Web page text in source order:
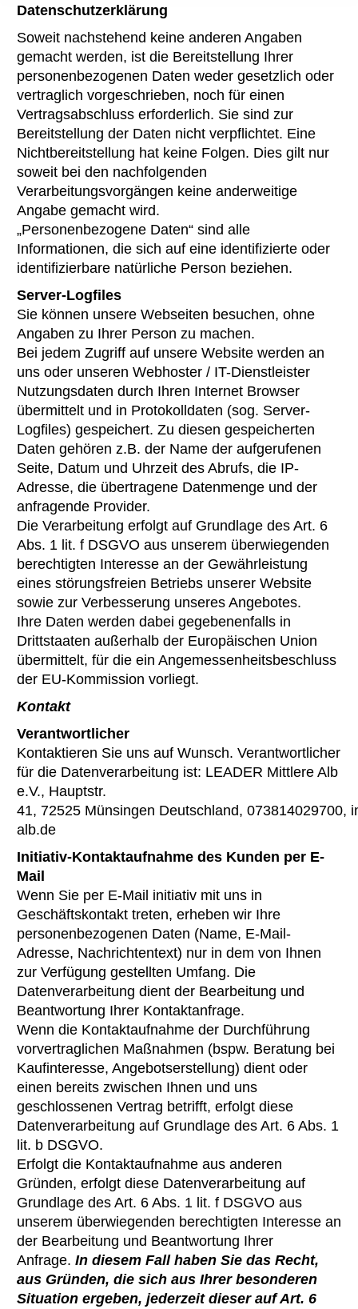
Datenschutzerklärung
Soweit nachstehend keine anderen Angaben
gemacht werden, ist die Bereitstellung Ihrer
personenbezogenen Daten weder gesetzlich oder
vertraglich vorgeschrieben, noch für einen
Vertragsabschluss erforderlich. Sie sind zur
Bereitstellung der Daten nicht verpflichtet. Eine
Nichtbereitstellung hat keine Folgen. Dies gilt nur
soweit bei den nachfolgenden
Verarbeitungsvorgängen keine anderweitige
Angabe gemacht wird.
„Personenbezogene Daten“ sind alle
Informationen, die sich auf eine identifizierte oder
identifizierbare natürliche Person beziehen.
Server-Logfiles
Sie können unsere Webseiten besuchen, ohne
Angaben zu Ihrer Person zu machen.
Bei jedem Zugriff auf unsere Website werden an
uns oder unseren Webhoster / IT-Dienstleister
Nutzungsdaten durch Ihren Internet Browser
übermittelt und in Protokolldaten (sog. Server-
Logfiles) gespeichert. Zu diesen gespeicherten
Daten gehören z.B. der Name der aufgerufenen
Seite, Datum und Uhrzeit des Abrufs, die IP-
Adresse, die übertragene Datenmenge und der
anfragende Provider.
Die Verarbeitung erfolgt auf Grundlage des Art. 6
Abs. 1 lit. f DSGVO aus unserem überwiegenden
berechtigten Interesse an der Gewährleistung
eines störungsfreien Betriebs unserer Website
sowie zur Verbesserung unseres Angebotes.
Ihre Daten werden dabei gegebenenfalls in
Drittstaaten außerhalb der Europäischen Union
übermittelt, für die ein Angemessenheitsbeschluss
der EU-Kommission vorliegt.
Kontakt
Verantwortlicher
Kontaktieren Sie uns auf Wunsch. Verantwortlicher
für die Datenverarbeitung ist: LEADER Mittlere Alb
e.V., Hauptstr.
41, 72525 Münsingen Deutschland, 073814029700,
alb.de
Initiativ-Kontaktaufnahme des Kunden per E-
Mail
Wenn Sie per E-Mail initiativ mit uns in
Geschäftskontakt treten, erheben wir Ihre
personenbezogenen Daten (Name, E-Mail-
Adresse, Nachrichtentext) nur in dem von Ihnen
zur Verfügung gestellten Umfang. Die
Datenverarbeitung dient der Bearbeitung und
Beantwortung Ihrer Kontaktanfrage.
Wenn die Kontaktaufnahme der Durchführung
vorvertraglichen Maßnahmen (bspw. Beratung bei
Kaufinteresse, Angebotserstellung) dient oder
einen bereits zwischen Ihnen und uns
geschlossenen Vertrag betrifft, erfolgt diese
Datenverarbeitung auf Grundlage des Art. 6 Abs. 1
lit. b DSGVO.
Erfolgt die Kontaktaufnahme aus anderen
Gründen, erfolgt diese Datenverarbeitung auf
Grundlage des Art. 6 Abs. 1 lit. f DSGVO aus
unserem überwiegenden berechtigten Interesse an
der Bearbeitung und Beantwortung Ihrer
Anfrage. In diesem Fall haben Sie das Recht,
aus Gründen, die sich aus Ihrer besonderen
Situation ergeben, jederzeit dieser auf Art. 6